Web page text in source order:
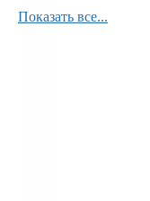
Показать все...